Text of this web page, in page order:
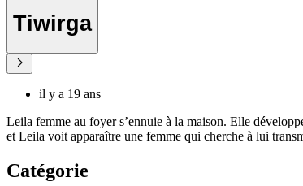
Tiwirga
il y a 19 ans
Leila femme au foyer s’ennuie à la maison. Elle
et Leila voit apparaître une femme qui cherche à lui
Catégorie